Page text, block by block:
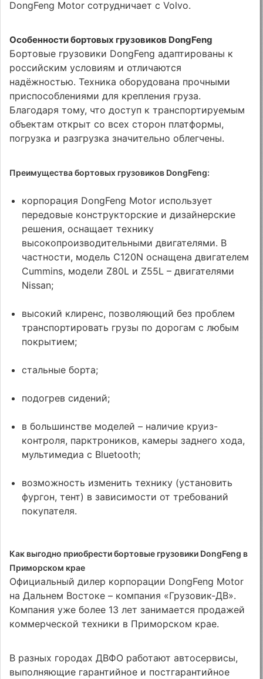
DongFeng Motor сотрудничает с Volvo.
Особенности бортовых грузовиков DongFeng
Бортовые грузовики DongFeng адаптированы к
российским условиям и отличаются
надёжностью. Техника оборудована прочными
приспособлениями для крепления груза.
Благодаря тому, что доступ к транспортируемым
объектам открыт со всех сторон платформы,
погрузка и разгрузка значительно облегчены.
Преимущества бортовых грузовиков DongFeng:
корпорация DongFeng Motor использует
передовые конструкторские и дизайнерские
решения, оснащает технику
высокопроизводительными двигателями. В
частности, модель C120N оснащена двигателем
Cummins, модели Z80L и Z55L – двигателями
Nissan;
высокий клиренс, позволяющий без проблем
транспортировать грузы по дорогам с любым
покрытием;
стальные борта;
подогрев сидений;
в большинстве моделей – наличие круиз-
контроля, парктроников, камеры заднего хода,
мультимедиа с Bluetooth;
возможность изменить технику (установить
фургон, тент) в зависимости от требований
покупателя.
Как выгодно приобрести бортовые грузовики DongFeng в
Приморском крае
Официальный дилер корпорации DongFeng Motor
на Дальнем Востоке – компания «Грузовик-ДВ».
Компания уже более 13 лет занимается продажей
коммерческой техники в Приморском крае.
В разных городах ДВФО работают автосервисы,
выполняющие гарантийное и постгарантийное